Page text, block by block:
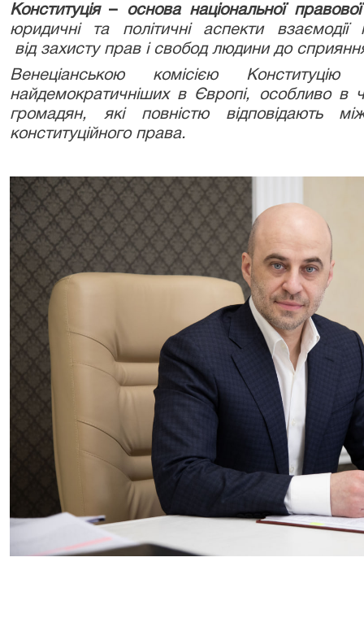
Конституція–основанаціональної
юридичні та політичні аспекти
відзахисту прав і свобод людини до
Венеціанською комісією
найдемократичніших в Європі, особливо в
громадян, які повністю відповідають
конституційного права.